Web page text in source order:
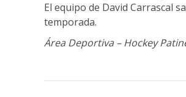
El equipo de David Carrascal
temporada.
Área Deportiva – Hockey